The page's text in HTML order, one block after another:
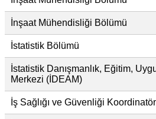
İnşaat Mühendisliği Bölümü
İstatistik Bölümü
İstatistik Danışmanlık, Eğitim,
Merkezi (İDEAM)
İş Sağlığı ve Güvenliği